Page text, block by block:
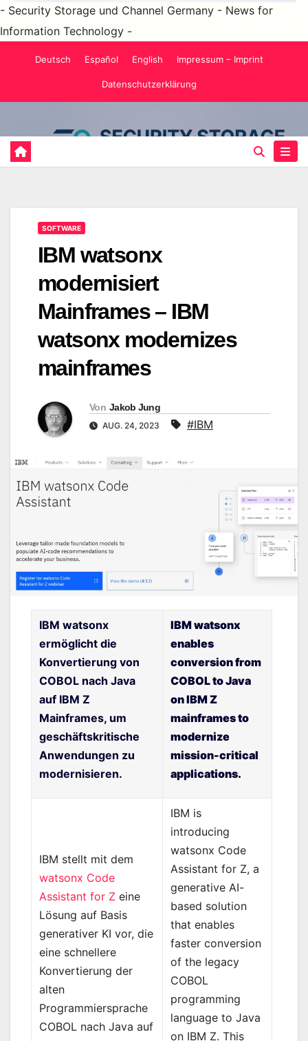
- Security Storage und Channel Germany - News for
Information Technology -
Deutsch Español English Impressum – Imprint
Datenschutzerklärung
SOFTWARE
IBM watsonx
modernisiert
Mainframes – IBM
watsonx modernizes
mainframes
Von Jakob Jung
AUG. 24, 2023 #IBM
IBM watsonx
ermöglicht die
Konvertierung von
COBOL nach Java
auf IBM Z
Mainframes, um
geschäftskritische
Anwendungen zu
modernisieren.
IBM watsonx
enables
conversion from
COBOL to Java
on IBM Z
mainframes to
modernize
mission-critical
applications.
IBM stellt mit dem
watsonx Code
Assistant for Z eine
Lösung auf Basis
generativer KI vor, die
eine schnellere
Konvertierung der
alten
Programmiersprache
COBOL nach Java auf
IBM is
introducing
watsonx Code
Assistant for Z, a
generative AI-
based solution
that enables
faster conversion
of the legacy
COBOL
programming
language to Java
on IBM Z. This